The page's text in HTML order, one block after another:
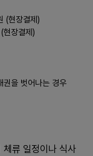
(현장결제)
현장결제)
권을 벗어나는 경우
체류 일정이나 식사